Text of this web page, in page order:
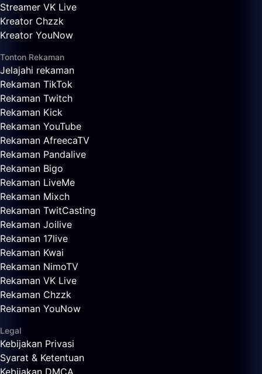
Streamer VK Live
Kreator Chzzk
Kreator YouNow
Tonton Rekaman
Jelajahi rekaman
Rekaman TikTok
Rekaman Twitch
Rekaman Kick
Rekaman YouTube
Rekaman AfreecaTV
Rekaman Pandalive
Rekaman Bigo
Rekaman LiveMe
Rekaman Mixch
Rekaman TwitCasting
Rekaman Joilive
Rekaman 17live
Rekaman Kwai
Rekaman NimoTV
Rekaman VK Live
Rekaman Chzzk
Rekaman YouNow
Legal
Kebijakan Privasi
Syarat & Ketentuan